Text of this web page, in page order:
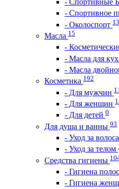
- Спортивные
- Спортивное
- Околоспорт 13
Масла 15
-
- Масла для
- Масла
Косметика 192
- Для мужчин
- Для женщин
- Для детей 0
Для душа и ванны 93
- Уход за
- Уход за телом
Средства гигиены
- Гигиена
- Гигиена